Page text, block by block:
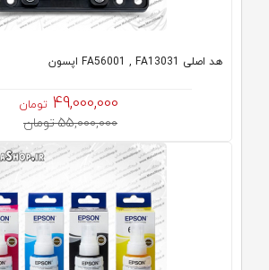
هد اصلی FA56001 , FA13031 اپسون
49,000,000 تومان
55,000,000 تومان